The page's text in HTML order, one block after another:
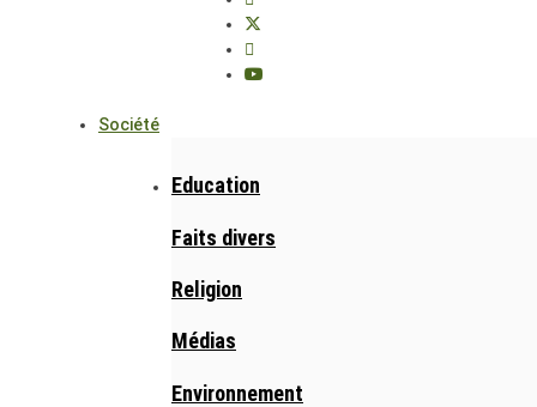
Société
Education
Faits divers
Religion
Médias
Environnement